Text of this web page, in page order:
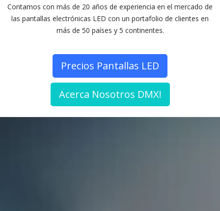
Contamos con más de 20 años de experiencia en el mercado de
las pantallas electrónicas LED con un portafolio de clientes en
más de 50 países y 5 continentes.
Precios Pantallas LED
Acerca Nosotros DMX!